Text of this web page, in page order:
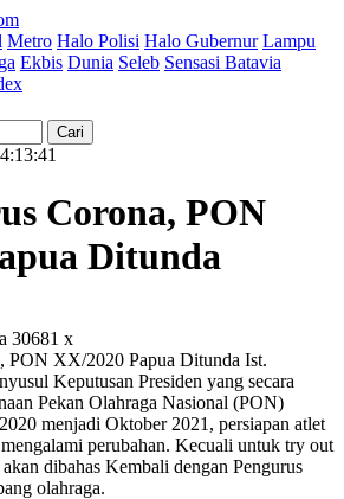
Metro Halo Polisi Halo Gubernur Lampu
Ekbis Dunia Seleb Sensasi Batavia
Corona, PON
Ditunda
30681 x
Ist.
Keputusan Presiden yang secara
Pekan Olahraga Nasional (PON)
menjadi Oktober 2021, persiapan atlet
perubahan. Kecuali untuk try out
dibahas Kembali dengan Pengurus
olahraga.